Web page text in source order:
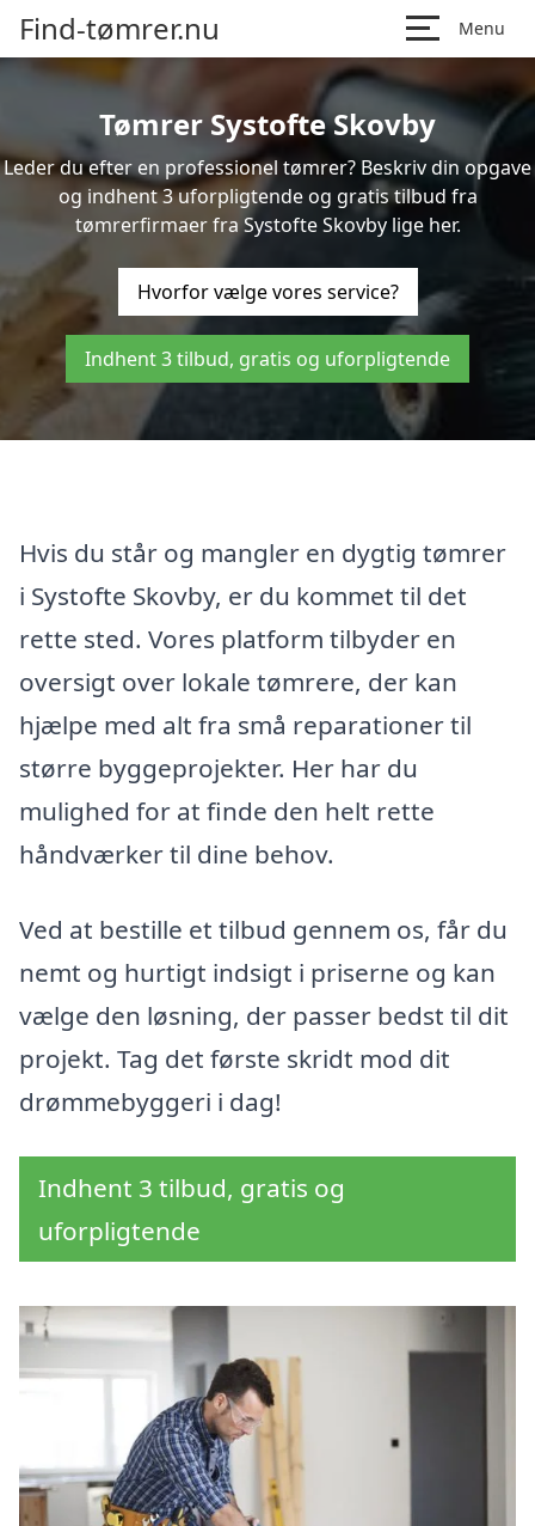
Find-tømrer.nu Menu
Tømrer Systofte Skovby
Leder du efter en professionel tømrer? Beskriv din opgave
og indhent 3 uforpligtende og gratis tilbud fra
tømrerfirmaer fra Systofte Skovby lige her.
Hvorfor vælge vores service?
Indhent 3 tilbud, gratis og uforpligtende
Hvis du står og mangler en dygtig tømrer
i Systofte Skovby, er du kommet til det
rette sted. Vores platform tilbyder en
oversigt over lokale tømrere, der kan
hjælpe med alt fra små reparationer til
større byggeprojekter. Her har du
mulighed for at finde den helt rette
håndværker til dine behov.
Ved at bestille et tilbud gennem os, får du
nemt og hurtigt indsigt i priserne og kan
vælge den løsning, der passer bedst til dit
projekt. Tag det første skridt mod dit
drømmebyggeri i dag!
Indhent 3 tilbud, gratis og
uforpligtende